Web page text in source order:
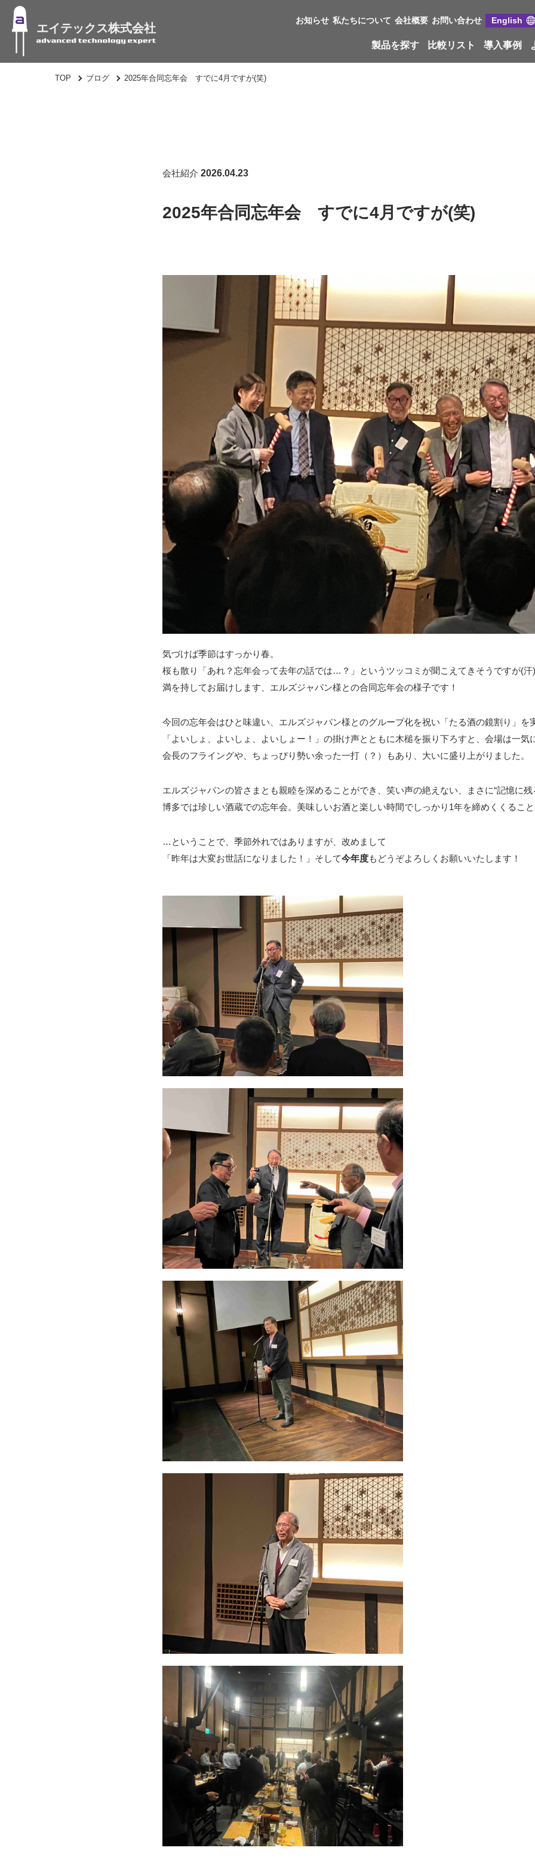
エイテックス株式会社
お知らせ 私たちについて 会社概要 お問い合わせ English
製品を探す 比較リスト 導入事例
TOP ブログ 2025年合同忘年会 すでに4月ですが(笑)
会社紹介 2026.04.23
2025年合同忘年会 すでに4月ですが(笑)
気づけば季節はすっかり春。
桜も散り「あれ？忘年会って去年の話では…？」というツッコミが聞こえてきそうですが(汗
満を持してお届けします、エルズジャパン様との合同忘年会の様子です！
今回の忘年会はひと味違い、エルズジャパン様とのグループ化を祝い「たる酒の鏡割り」を
「よいしょ、よいしょ、よいしょー！」の掛け声とともに木槌を振り下ろすと、会場は一気
会長のフライングや、ちょっぴり勢い余った一打（？）もあり、大いに盛り上がりました。
エルズジャパンの皆さまとも親睦を深めることができ、笑い声の絶えない、まさに“記憶に残
博多では珍しい酒蔵での忘年会。美味しいお酒と楽しい時間でしっかり1年を締めくくること
…ということで、季節外れではありますが、改めまして
「昨年は大変お世話になりました！」そして今年度もどうぞよろしくお願いいたします！